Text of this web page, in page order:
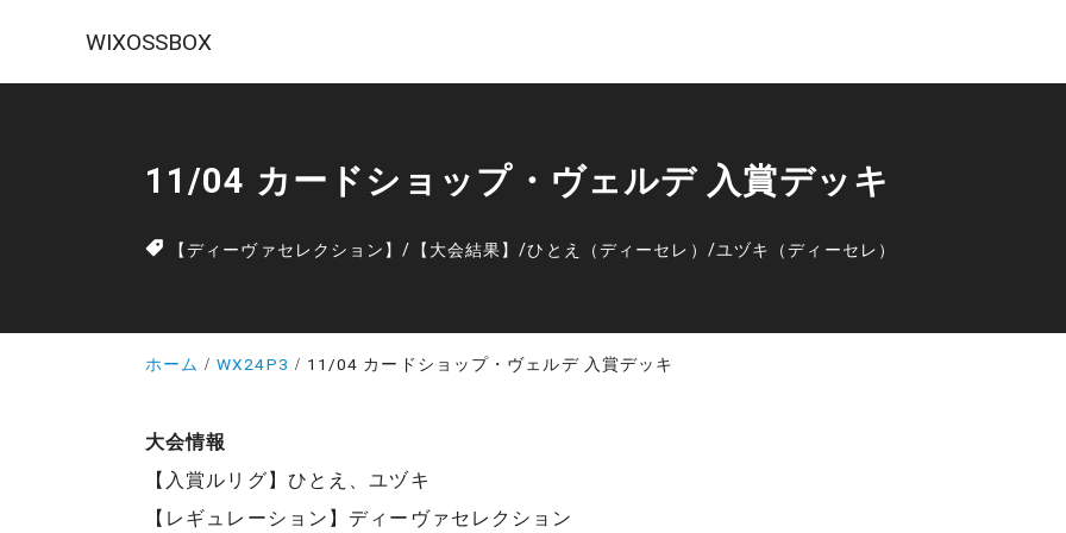
WIXOSSBOX
11/04 カードショップ・ヴェルデ 入賞デッキ
【ディーヴァセレクション】/ 【大会結果】/ひとえ（ディーセレ） /ユヅキ（ディーセレ）
ホーム WX24P3 11/04 カードショップ・ヴェルデ 入賞デッキ
大会情報
【入賞ルリグ】ひとえ、ユヅキ
【レギュレーション】ディーヴァセレクション